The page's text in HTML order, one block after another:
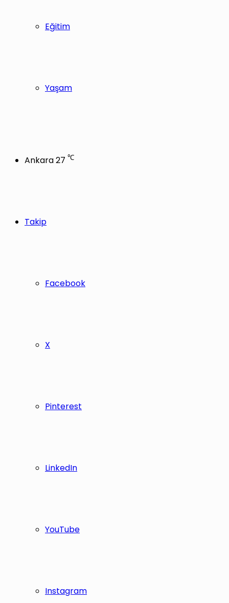
Eğitim
Yaşam
Ankara27 ℃
Takip
Facebook
X
Pinterest
LinkedIn
YouTube
Instagram